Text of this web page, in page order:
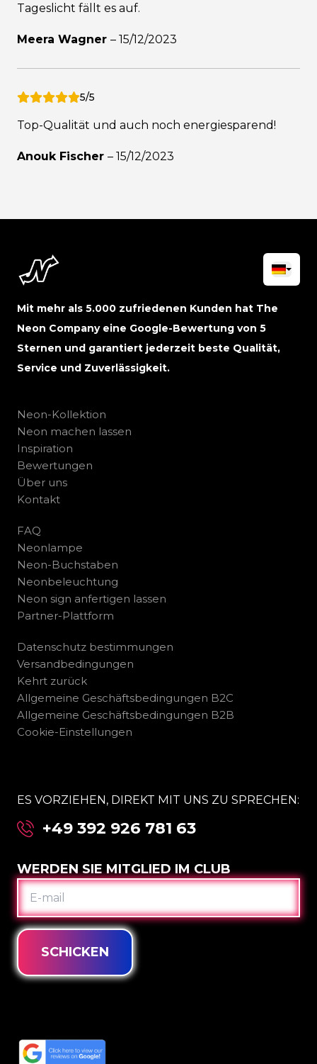
Tageslicht fällt es auf.
Meera Wagner – 15/12/2023
5/5
Top-Qualität und auch noch energiesparend!
Anouk Fischer – 15/12/2023
Mit mehr als 5.000 zufriedenen Kunden hat The
Neon Company eine Google-Bewertung von 5
Sternen und garantiert jederzeit beste Qualität,
Service und Zuverlässigkeit.
Neon-Kollektion
Neon machen lassen
Inspiration
Bewertungen
Über uns
Kontakt
FAQ
Neonlampe
Neon-Buchstaben
Neonbeleuchtung
Neon sign anfertigen lassen
Partner-Plattform
Datenschutz bestimmungen
Versandbedingungen
Kehrt zurück
Allgemeine Geschäftsbedingungen B2C
Allgemeine Geschäftsbedingungen B2B
Cookie-Einstellungen
ES VORZIEHEN, DIREKT MIT UNS ZU SPRECHEN:
+49 392 926 781 63
WERDEN SIE MITGLIED IM CLUB
E-
MAIL
SCHICKEN